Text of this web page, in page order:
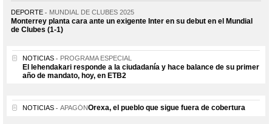
DEPORTE MUNDIAL DE CLUBES 2025
Monterrey planta cara ante un exigente Inter en su debut en el Mundial
de Clubes (1-1)
NOTICIAS PROGRAMA ESPECIAL
El lehendakari responde a la ciudadanía y hace balance de su primer
año de mandato, hoy, en ETB2
NOTICIAS APAGÓNOrexa, el pueblo que sigue fuera de cobertura